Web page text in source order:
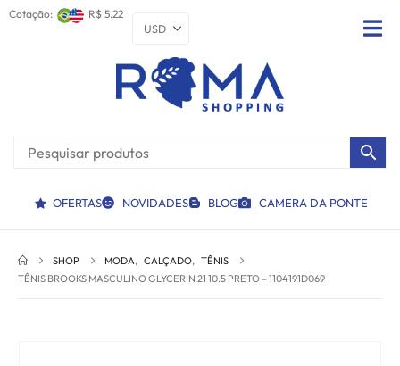
Cotação: R$ 5.22
OFERTAS NOVIDADES BLOG CAMERA DA PONTE
SHOP MODA, CALÇADO, TÊNIS
TÊNIS BROOKS MASCULINO GLYCERIN 21 10.5 PRETO – 1104191D069